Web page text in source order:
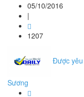
05/10/2016
|
1207
Được yêu
Sương